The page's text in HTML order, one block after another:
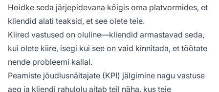
Hoidke seda järjepidevana kõigis oma platvormides, et
kliendid alati teaksid, et see olete teie.
Kiired vastused on oluline—kliendid armastavad seda,
kui olete kiire, isegi kui see on vaid kinnitada, et töötate
nende probleemi kallal.
Peamiste jõudlusnäitajate (KPI) jälgimine nagu vastuse
aeg ja kliendi rahulolu aitab teil näha, kus teie